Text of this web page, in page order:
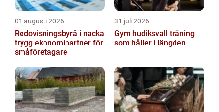
01 augusti 2026
Redovisningsbyrå i nacka
trygg ekonomipartner för
småföretagare
31 juli 2026
Gym hudiksvall träning
som håller i längden